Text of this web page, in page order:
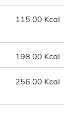
115.00 Kcal
198.00 Kcal
256.00 Kcal